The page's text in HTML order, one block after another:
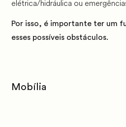
elétrica/hidráulica ou
Por isso, é importante ter um
esses possíveis obstáculos.
Mobília